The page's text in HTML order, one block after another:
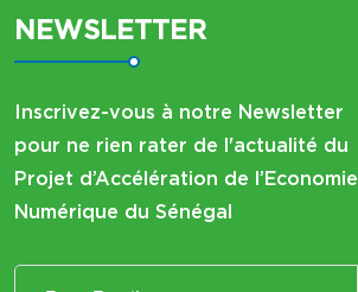
NEWSLETTER
Inscrivez-vous à notre Newsletter
pour ne rien rater de l'actualité du
Projet d’Accélération de l’Economie
Numérique du Sénégal